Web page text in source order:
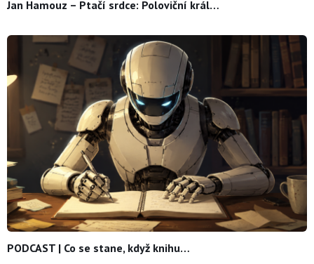
Jan Hamouz – Ptačí srdce: Poloviční král…
PODCAST | Co se stane, když knihu…